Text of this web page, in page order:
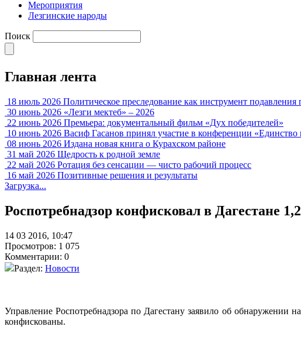
Мероприятия
Лезгинские народы
Поиск
Главная лента
18 июль 2026 Политическое преследование как инструмент подавления
30 июнь 2026 «Лезги мектеб» – 2026
22 июнь 2026 Премьера: документальный фильм «Дух победителей»
10 июнь 2026 Васиф Гасанов принял участие в конференции
08 июнь 2026 Издана новая книга о Курахском районе
31 май 2026 Щедрость к родной земле
22 май 2026 Ротация без сенсации — чисто рабочий процесс
16 май 2026 Позитивные решения и результаты
Загрузка...
Роспотребнадзор конфисковал в Дагестане
14 03 2016, 10:47
Просмотров: 1 075
Комментарии: 0
Раздел: Новости
Управление Роспотребнадзора по Дагестану заявило об
конфискованы.